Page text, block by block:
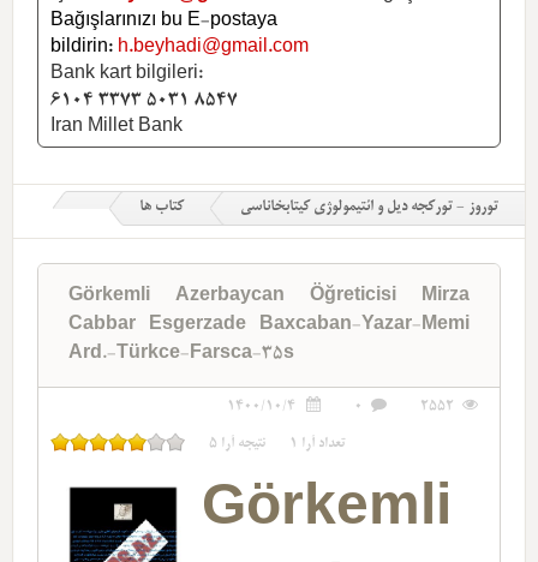
Bağışlarınızı bu E-postaya
bildirin: h.beyhadi@gmail.com
Bank kart bilgileri:
6104 3373 5031 8547
Iran Millet Bank
توروز - تورکجه دیل و ائتیمولوژی کیتابخاناسی کتاب ها
Görkemli Azerbaycan Öğreticisi Mirza
Cabbar Esgerzade Baxcaban-Yazar-Memi
Ard.-Türkce-Farsca-35s
2552
0
1400/10/4
تعداد آرا 1 نتیجه آرا 5
Görkemli